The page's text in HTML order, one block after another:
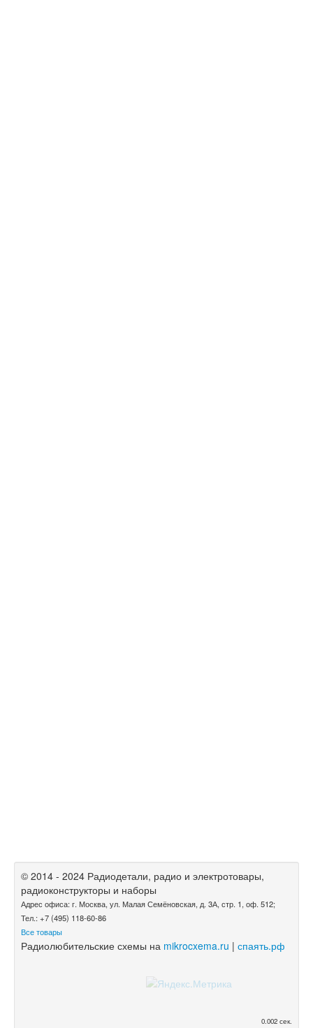
© 2014 - 2024 Радиодетали, радио и электротовары,
радиоконструкторы и наборы
Адрес офиса: г. Москва, ул. Малая Семёновская, д. 3А, стр. 1, оф. 512;
Тел.: +7 (495) 118-60-86
Все товары
Радиолюбительские схемы на mikrocxema.ru | спаять.рф
0.002 сек.